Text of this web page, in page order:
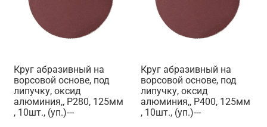
Круг абразивный на
ворсовой основе, под
липучку, оксид
алюминия,, Р280, 125мм
, 10шт., (уп.)---
Круг абразивный на
ворсовой основе, под
липучку, оксид
алюминия,, Р400, 125мм
, 10шт., (уп.)---